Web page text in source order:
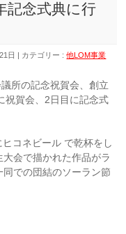
記念式典に行
日 カテゴリー :他LOM事業
所の記念祝賀会、創立
祝賀会、2日目に記念式
コネビール で乾杯をし
会で描かれた作品がラ
での団結のソーラン節